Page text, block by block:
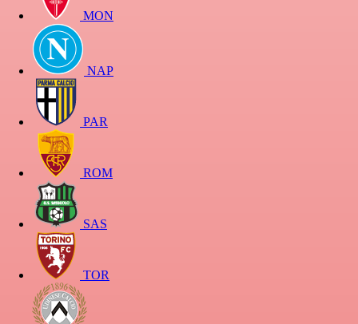
MON
NAP
PAR
ROM
SAS
TOR